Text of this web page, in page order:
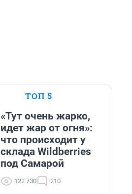
ТОП 5
«Тут очень жарко,
идет жар от огня»:
что происходит у
склада Wildberries
под Самарой
122 730 210